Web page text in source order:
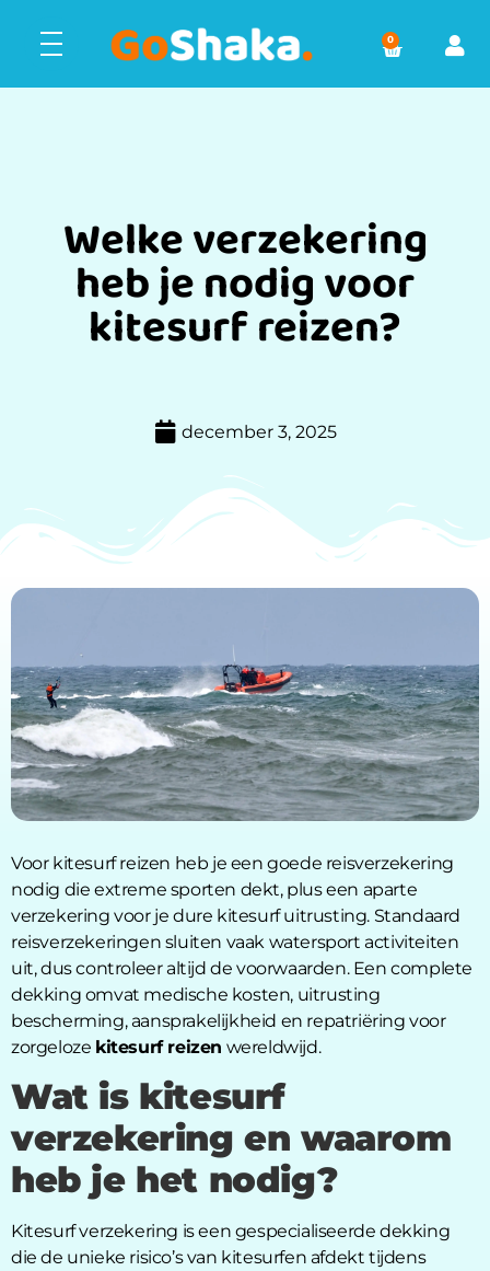
0
Welke verzekering
heb je nodig voor
kitesurf reizen?
december 3, 2025
Voor kitesurf reizen heb je een goede reisverzekering
nodig die extreme sporten dekt, plus een aparte
verzekering voor je dure kitesurf uitrusting. Standaard
reisverzekeringen sluiten vaak watersport activiteiten
uit, dus controleer altijd de voorwaarden. Een complete
dekking omvat medische kosten, uitrusting
bescherming, aansprakelijkheid en repatriëring voor
zorgeloze kitesurf reizen wereldwijd.
Wat is kitesurf
verzekering en waarom
heb je het nodig?
Kitesurf verzekering is een gespecialiseerde dekking
die de unieke risico’s van kitesurfen afdekt tijdens